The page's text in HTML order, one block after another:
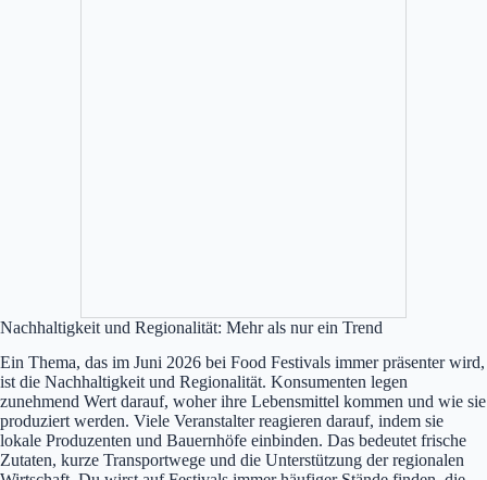
Nachhaltigkeit und Regionalität: Mehr als nur ein Trend
Ein Thema, das im Juni 2026 bei Food Festivals immer präsenter wird,
ist die Nachhaltigkeit und Regionalität. Konsumenten legen
zunehmend Wert darauf, woher ihre Lebensmittel kommen und wie sie
produziert werden. Viele Veranstalter reagieren darauf, indem sie
lokale Produzenten und Bauernhöfe einbinden. Das bedeutet frische
Zutaten, kurze Transportwege und die Unterstützung der regionalen